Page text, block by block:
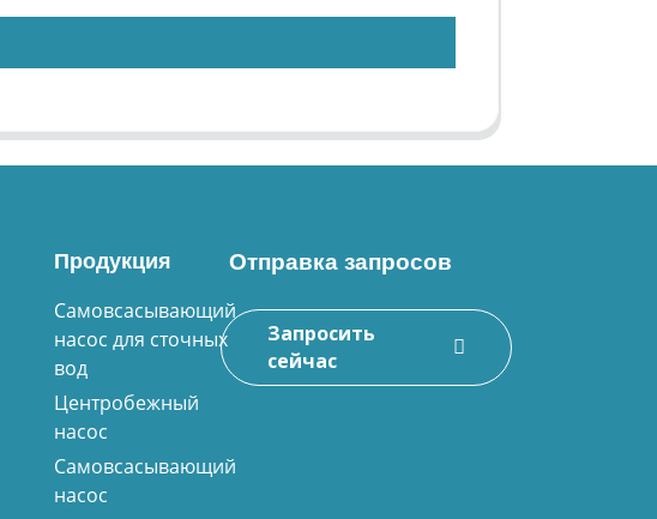
Продукция
Самовсасывающий
насос для сточных
вод
Центробежный
насос
Самовсасывающий
насос
Отправка запросов
Запросить
сейчас